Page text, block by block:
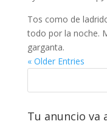
Tos como de
todo por la noche.
garganta.
« Older Entries
Tu anuncio va